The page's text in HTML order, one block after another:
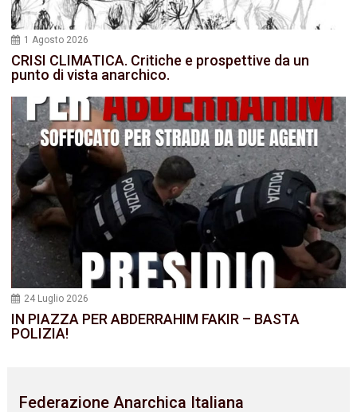
1 Agosto 2026
CRISI CLIMATICA. Critiche e prospettive da un
punto di vista anarchico.
24 Luglio 2026
IN PIAZZA PER ABDERRAHIM FAKIR – BASTA
POLIZIA!
Federazione Anarchica Italiana